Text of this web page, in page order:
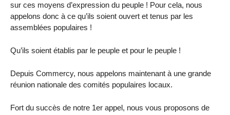
sur ces moyens d’expression du peuple ! Pour cela, nous
appelons donc à ce qu’ils soient ouvert et tenus par les
assemblées populaires !
Qu’ils soient établis par le peuple et pour le peuple !
Depuis Commercy, nous appelons maintenant à une grande
réunion nationale des comités populaires locaux.
Fort du succès de notre 1er appel, nous vous proposons de